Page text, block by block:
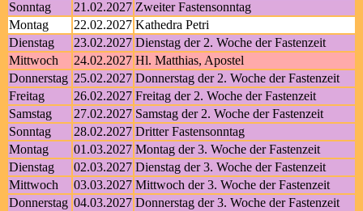
Sonntag
21.02.2027 Zweiter Fastensonntag
Montag
22.02.2027 Kathedra Petri
Dienstag
23.02.2027 Dienstag der 2. Woche der Fastenzeit
Mittwoch
24.02.2027 Hl. Matthias, Apostel
Donnerstag 25.02.2027 Donnerstag der 2. Woche der Fastenzeit
Freitag
26.02.2027 Freitag der 2. Woche der Fastenzeit
Samstag
27.02.2027 Samstag der 2. Woche der Fastenzeit
Sonntag
28.02.2027 Dritter Fastensonntag
Montag
01.03.2027 Montag der 3. Woche der Fastenzeit
Dienstag
02.03.2027 Dienstag der 3. Woche der Fastenzeit
Mittwoch
03.03.2027 Mittwoch der 3. Woche der Fastenzeit
Donnerstag 04.03.2027 Donnerstag der 3. Woche der Fastenzeit